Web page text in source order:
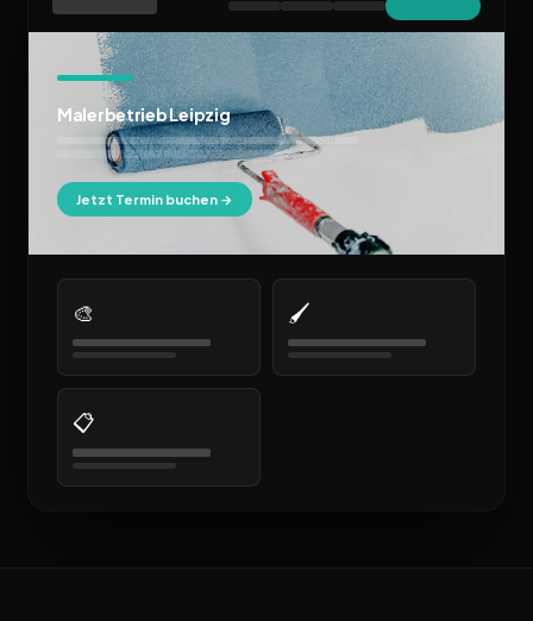
Malerbetrieb Leipzig
Jetzt Termin buchen →
🎨 🖌️
📋